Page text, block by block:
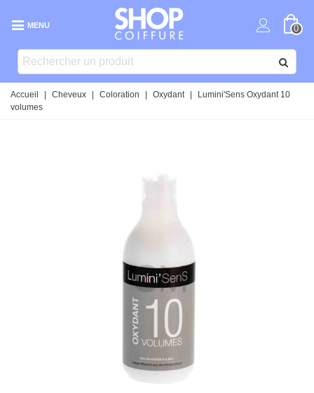
MENU 0
Accueil Cheveux Coloration Oxydant
Lumini'Sens Oxydant 10
volumes